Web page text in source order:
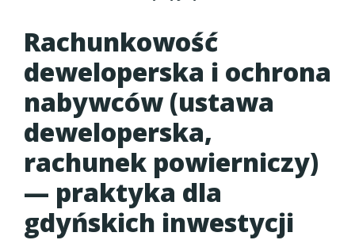
Rachunkowość
deweloperska i ochrona
nabywców (ustawa
deweloperska,
rachunek powierniczy)
— praktyka dla
gdyńskich inwestycji